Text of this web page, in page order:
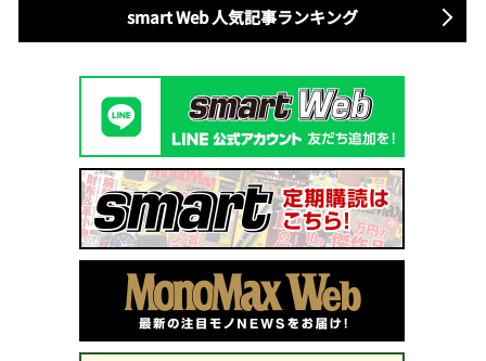
smart Web 人気記事ランキング